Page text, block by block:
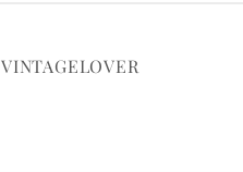
VINTAGELOVER